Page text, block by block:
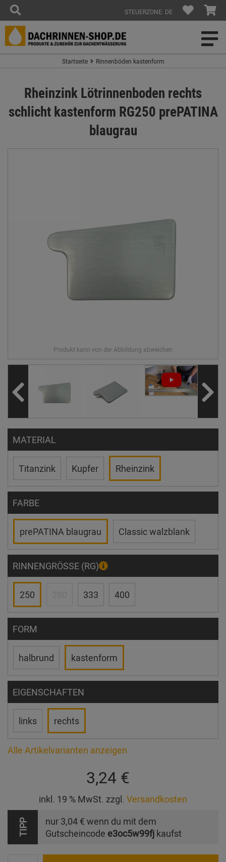
STEUERZONE: DE
Startseite Rinnenböden kastenform
Rheinzink Lötrinnenboden rechts
schlicht kastenform RG250 prePATINA
blaugrau
MATERIAL
Titanzink Kupfer Rheinzink
FARBE
prePATINA blaugrau Classic walzblank
RINNENGRÖSSE (RG)
250 333 400
FORM
halbrund kastenform
EIGENSCHAFTEN
links rechts
Alle Artikelvarianten anzeigen
3,24 €
inkl. 19 % MwSt. zzgl. Versandkosten
TIPP nur 3,04 € wenn du mit dem
Gutscheincode e3oc5w99fj kaufst